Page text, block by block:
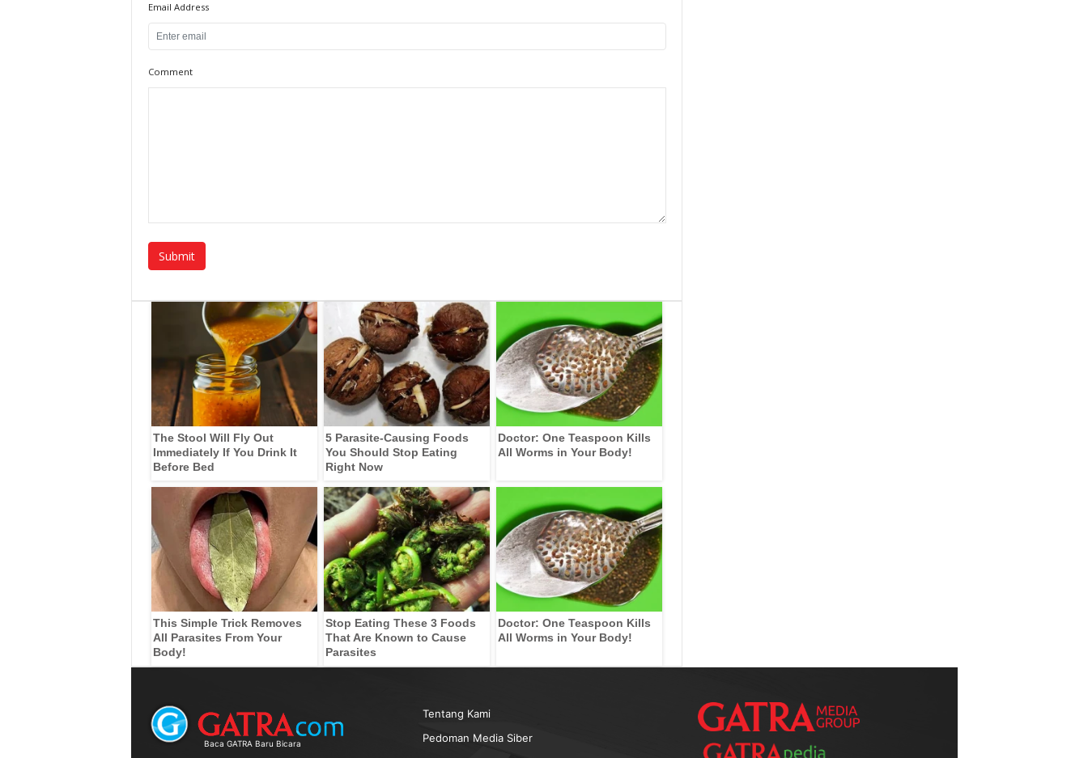
Email Address
Comment
The Stool Will Fly Out
Immediately If You Drink It
Before Bed
5 Parasite-Causing Foods
You Should Stop Eating
Right Now
Doctor: One Teaspoon Kills
All Worms in Your Body!
This Simple Trick Removes
All Parasites From Your
Body!
Stop Eating These 3 Foods
That Are Known to Cause
Parasites
Doctor: One Teaspoon Kills
All Worms in Your Body!
Baca GATRA Baru Bicara
Tentang Kami
Pedoman Media Siber